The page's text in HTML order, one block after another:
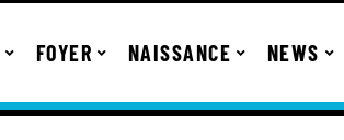
FOYER NAISSANCE NEWS